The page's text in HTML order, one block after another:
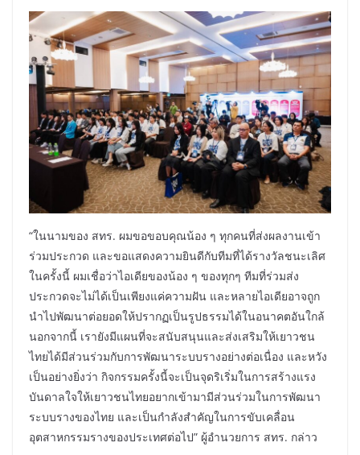
“ในนามของ สทร. ผมขอขอบคุณน้อง ๆ ทุกคนที่ส่งผลงานเข้า
ร่วมประกวด และขอแสดงความยินดีกับทีมที่ได้รางวัลชนะเลิศ
ในครั้งนี้ ผมเชื่อว่าไอเดียของน้อง ๆ ของทุกๆ ทีมที่ร่วมส่ง
ประกวดจะไม่ได้เป็นเพียงแค่ความฝัน และหลายไอเดียอาจถูก
นำไปพัฒนาต่อยอดให้ปรากฏเป็นรูปธรรมได้ในอนาคตอันใกล้
นอกจากนี้ เรายังมีแผนที่จะสนับสนุนและส่งเสริมให้เยาวชน
ไทยได้มีส่วนร่วมกับการพัฒนาระบบรางอย่างต่อเนื่อง และหวัง
เป็นอย่างยิ่งว่า กิจกรรมครั้งนี้จะเป็นจุดริเริ่มในการสร้างแรง
บันดาลใจให้เยาวชนไทยอยากเข้ามามีส่วนร่วมในการพัฒนา
ระบบรางของไทย และเป็นกำลังสำคัญในการขับเคลื่อน
อุตสาหกรรมรางของประเทศต่อไป” ผู้อำนวยการ สทร. กล่าว